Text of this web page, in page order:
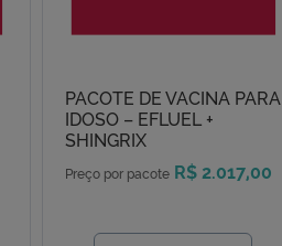
PACOTE DE VACINA PARA
IDOSO – EFLUEL +
SHINGRIX
Preço por pacote R$ 2.017,00